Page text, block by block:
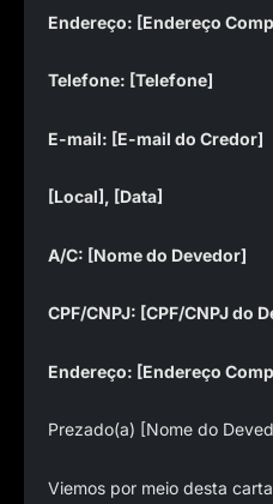
Endereço: [Endereço
Telefone: [Telefone]
E-mail: [E-mail do Credor]
[Local], [Data]
A/C: [Nome do Devedor]
CPF/CNPJ: [CPF/CNPJ do
Endereço: [Endereço
Prezado(a) [Nome do
Viemos por meio desta